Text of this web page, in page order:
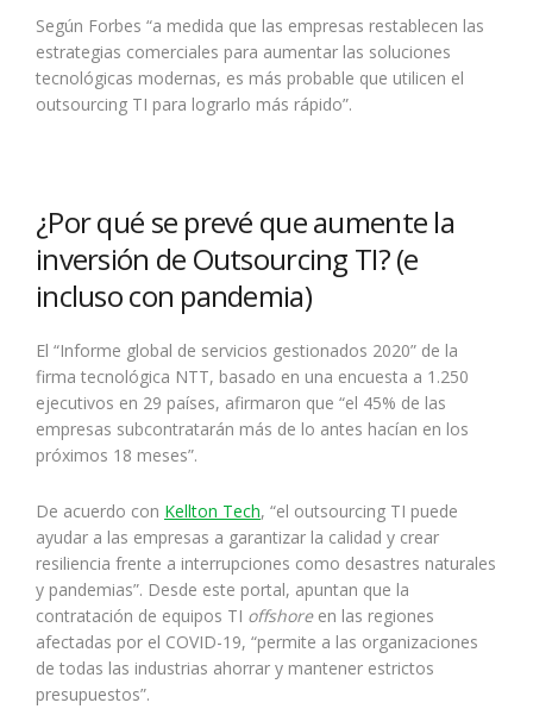
Según Forbes “a medida que las empresas restablecen las
estrategias comerciales para aumentar las soluciones
tecnológicas modernas, es más probable que utilicen el
outsourcing TI para lograrlo más rápido”.
¿Por qué se prevé que aumente la
inversión de Outsourcing TI? (e
incluso con pandemia)
El “Informe global de servicios gestionados 2020” de la
firma tecnológica NTT, basado en una encuesta a 1.250
ejecutivos en 29 países, afirmaron que “el 45% de las
empresas subcontratarán más de lo antes hacían en los
próximos 18 meses”.
De acuerdo con Kellton Tech, “el outsourcing TI puede
ayudar a las empresas a garantizar la calidad y crear
resiliencia frente a interrupciones como desastres naturales
y pandemias”. Desde este portal, apuntan que la
contratación de equipos TI offshoreen las regiones
afectadas por el COVID-19, “permite a las organizaciones
de todas las industrias ahorrar y mantener estrictos
presupuestos”.